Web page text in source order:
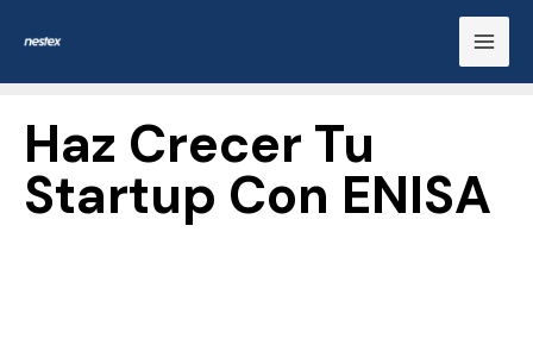
contenido
Haz Crecer Tu
Startup Con ENISA